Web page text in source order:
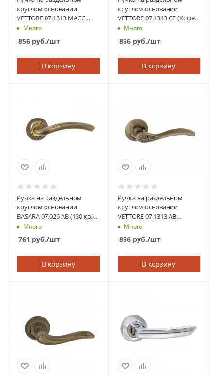
круглом основании
VETTORE 07.1313 MACC
(Кофе)
Много
856 руб./шт
В корзину
круглом основании
VETTORE 07.1313 CF (Кофе
Глянцевый)
Много
856руб./шт
В корзину
Ручка на раздельном
круглом основании
BASARA 07.026 AB (130 кв.)
(Бронза)
Много
761 руб./шт
В корзину
Ручка на раздельном
круглом основании
VETTORE 07.1313 AB
(Бронза)
Много
856руб./шт
В корзину